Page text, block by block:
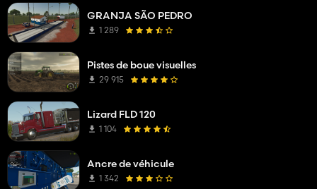
GRANJA SÃO PEDRO
1 289
Pistes de boue visuelles
29 915
Lizard FLD 120
1 104
Ancre de véhicule
1 342